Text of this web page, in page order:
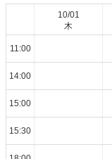
10/01
木
11:00
14:00
15:00
15:30